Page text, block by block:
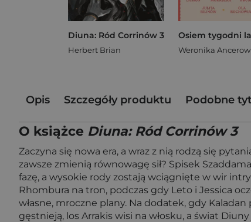
Diuna: Ród Corrinów 3
Herbert Brian Weronika
Opis Szczegóły produktu Podobne
O książce Diuna: Ród Corrinów 3
Zaczyna się nowa era, a wraz z nią rodzą się
zawsze zmienią równowagę sił? Spisek
fazę, a wysokie rody zostają wciągnięte w wir
Rhombura na tron, podczas gdy Leto i Jessica
własne, mroczne plany. Na dodatek, gdy
gęstnieją, los Arrakis wisi na włosku, a świat